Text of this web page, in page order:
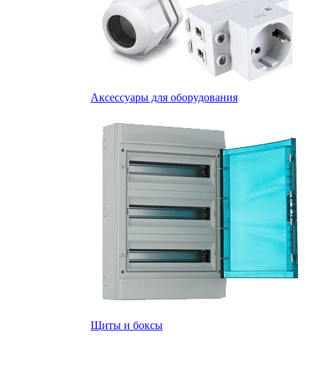
Аксессуары для оборудования
Щиты и боксы